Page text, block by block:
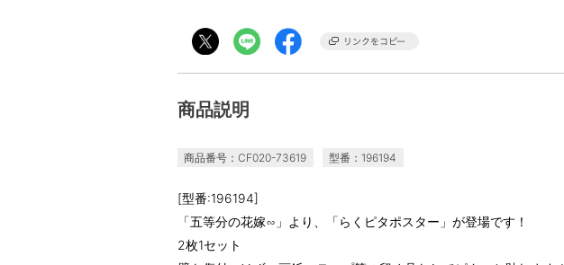
商品説明
商品番号：CF020-73619 型番：196194
[型番:196194]
「五等分の花嫁∽」より、「らくピタポスター」が登場です！
2枚1セット